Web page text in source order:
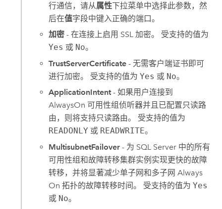
行通信，请从属性下拉菜单中选择此参数，然
后在值字段中键入正确的端口。
加密 - 在连接上启用 SSL 加密。 受支持的值为
Yes 或 No。
TrustServerCertificate - 无需客户端证书即可
进行加密。 受支持的值为Yes 或 No。
ApplicationIntent- 如果用户连接到
AlwaysOn 可用性组侦听器并且已配置只读路
由，则将支持只读路由。 受支持的值为
READONLY 或 READWRITE。
MultisubnetFailover - 为 SQL Server 中的所有
可用性组和故障转移集群实例实现更快的故障
转移，并将显著减少单子网和多子网 Always
On 拓扑的故障转移时间。 受支持的值为Yes
或 No。